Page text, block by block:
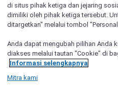
dari kami.
di situs pihak ketiga dan jejaring
dimiliki oleh pihak ketiga tersebut.
ditargetkan" melalui tombol
Anda dapat mengubah pilihan Anda
diakses melalui tautan "Cookie" di
Informasi selengkapnya
Mitra kami